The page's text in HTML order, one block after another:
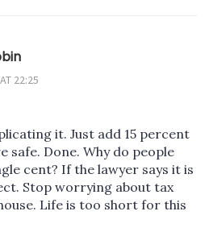
22:25
it. Just add 15 percent
safe. Done. Why do people
cent? If the lawyer says it is
Stop worrying about tax
Life is too short for this